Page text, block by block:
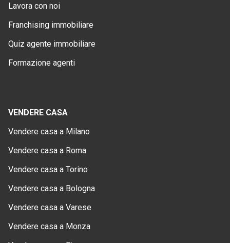
Lavora con noi
Franchising immobiliare
Quiz agente immobiliare
Formazione agenti
VENDERE CASA
Vendere casa a Milano
Vendere casa a Roma
Vendere casa a Torino
Vendere casa a Bologna
Vendere casa a Varese
Vendere casa a Monza